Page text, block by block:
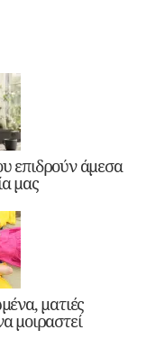
επιδρούν άμεσα
μας
ματιές
μοιραστεί